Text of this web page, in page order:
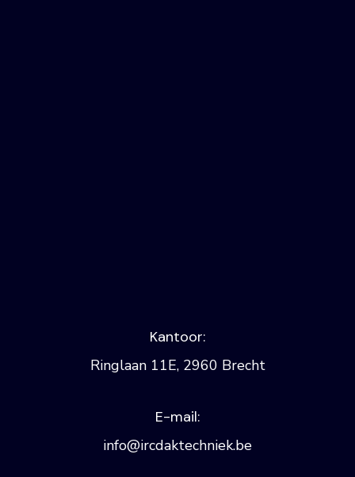
Kantoor:
Ringlaan 11E, 2960 Brecht
E-mail:
info@ircdaktechniek.be